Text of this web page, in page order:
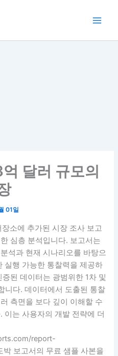
달러 규모의
01일
소에 추가된 시장 조사 보고
심층 분석입니다. 보고서는
석과 현재 시나리오를 바탕으
실행 가능한 통찰력을 제공하
된 데이터는 광범위한 1차 및
니다. 데이터에서 도출된 통찰
측면을 보다 깊이 이해할 수
이는 사용자의 개발 전략에 더
report-
보고서의 무료 샘플 사본을